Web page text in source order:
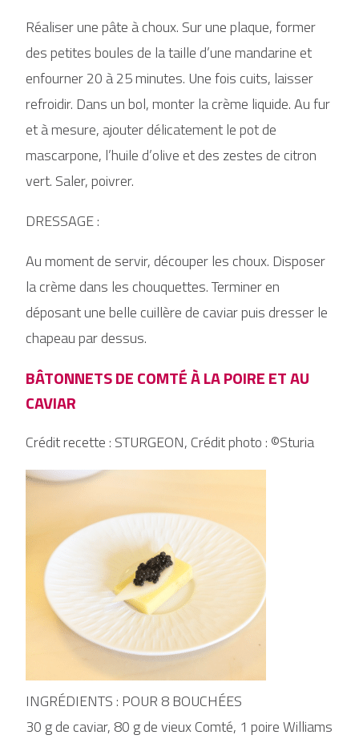
Réaliser une pâte à choux. Sur une plaque, former
des petites boules de la taille d’une mandarine et
enfourner 20 à 25 minutes. Une fois cuits, laisser
refroidir. Dans un bol, monter la crème liquide. Au fur
et à mesure, ajouter délicatement le pot de
mascarpone, l’huile d’olive et des zestes de citron
vert. Saler, poivrer.
DRESSAGE :
Au moment de servir, découper les choux. Disposer
la crème dans les chouquettes. Terminer en
déposant une belle cuillère de caviar puis dresser le
chapeau par dessus.
BÂTONNETS DE COMTÉ À LA POIRE ET AU
CAVIAR
Crédit recette : STURGEON, Crédit photo : ©Sturia
INGRÉDIENTS : POUR 8 BOUCHÉES
30 g de caviar, 80 g de vieux Comté, 1 poire Williams